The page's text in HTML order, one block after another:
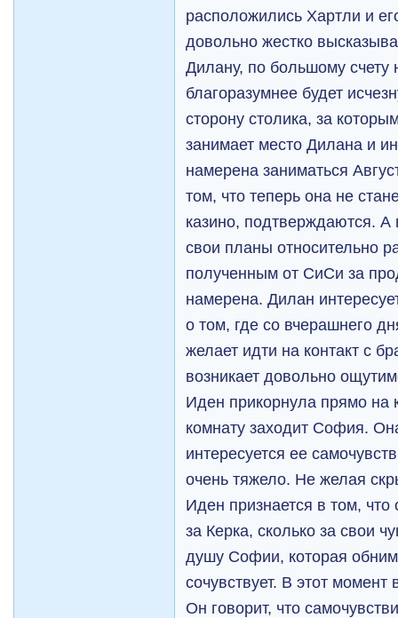
расположились Хартли и
довольно жестко
Дилану, по большому счету
благоразумнее будет
сторону столика, за
занимает место Дилана и
намерена заниматься
том, что теперь она не
казино, подтверждаются.
свои планы относительно
полученным от СиСи за
намерена. Дилан
о том, где со вчерашнего
желает идти на контакт с
возникает довольно
Иден прикорнула прямо на
комнату заходит София.
интересуется ее
очень тяжело. Не желая
Иден признается в том,
за Керка, сколько за свои
душу Софии, которая
сочувствует. В этот
Он говорит, что